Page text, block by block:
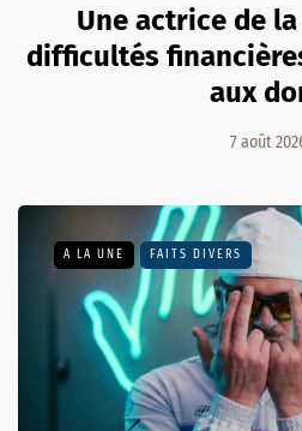
Une actrice de
difficultés
aux
7 août
A LA UNE FAITS DIVERS